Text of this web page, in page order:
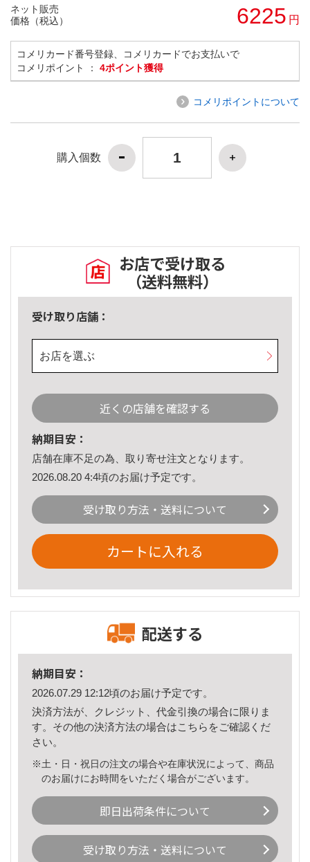
ネット販売
価格（税込）
6225 円
コメリカード番号登録、コメリカードでお支払いで
コメリポイント ： 4ポイント獲得
コメリポイントについて
購入個数
お店で受け取る
（送料無料）
受け取り店舗：
お店を選ぶ
近くの店舗を確認する
納期目安：
店舗在庫不足の為、取り寄せ注文となります。
2026.08.20 4:4頃のお届け予定です。
受け取り方法・送料について
カートに入れる
配送する
納期目安：
2026.07.29 12:12頃のお届け予定です。
決済方法が、クレジット、代金引換の場合に限りま
す。その他の決済方法の場合はこちら をご確認くだ
さい。
※土・日・祝日の注文の場合や在庫状況によって、商品
のお届けにお時間をいただく場合がございます。
即日出荷条件について
受け取り方法・送料について